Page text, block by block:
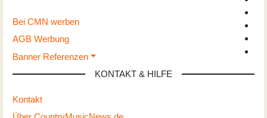
Bei CMN werben
AGB Werbung
Banner Referenzen
KONTAKT & HILFE
Kontakt